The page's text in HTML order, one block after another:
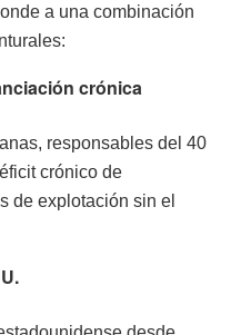
a una combinación
crónica
responsables del 40
crónico de
de explotación sin el